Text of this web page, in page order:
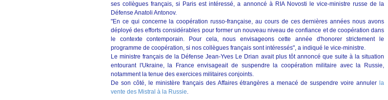
ses collègues français, si Paris est intéressé, a annoncé à RIA Novosti le vice-ministre russe de la
Défense Anatoli Antonov.
"En ce qui concerne la coopération russo-française, au cours de ces dernières années nous avons
déployé des efforts considérables pour former un nouveau niveau de confiance et de coopération dans
le contexte contemporain. Pour cela, nous envisageons cette année d'honorer strictement le
programme de coopération, si nos collègues français sont intéressés", a indiqué le vice-ministre.
Le ministre français de la Défense Jean-Yves Le Drian avait plus tôt annoncé que suite à la situation
entourant l'Ukraine, la France envisageait de suspendre la coopération militaire avec la Russie,
notamment la tenue des exercices militaires conjoints.
De son côté, le ministère français des Affaires étrangères a menacé de suspendre voire annuler la
vente des Mistral à la Russie.